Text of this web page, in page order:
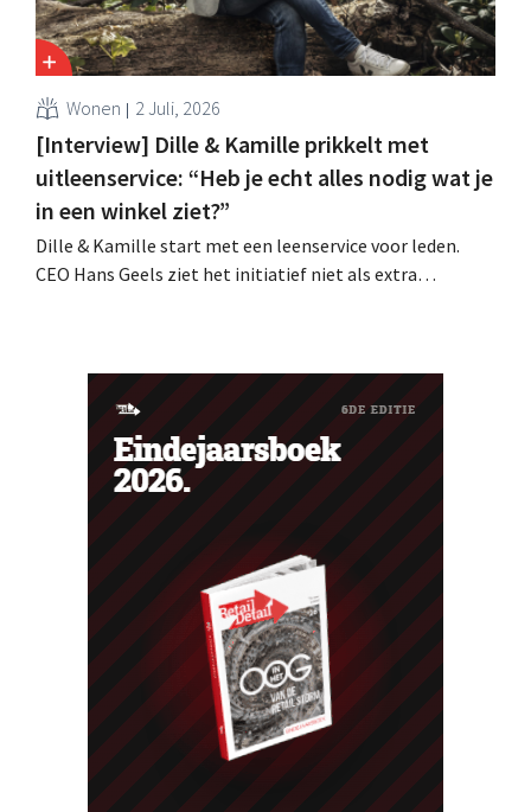
Wonen 2 Juli, 2026
[Interview] Dille & Kamille prikkelt met
uitleenservice: “Heb je echt alles nodig wat je
in een winkel ziet?”
Dille & Kamille start met een leenservice voor leden.
CEO Hans Geels ziet het initiatief niet als extra